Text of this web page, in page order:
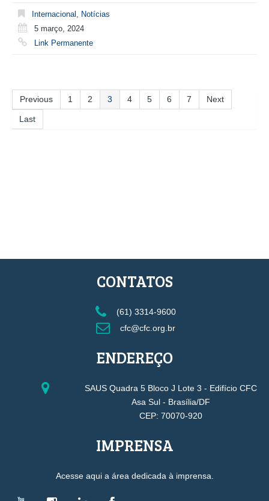
Internacional , Notícias
5 março, 2024
Link Permanente
Previous 1 2 3 4 5 6 7 Next
Last
CONTATOS
(61) 3314-9600
cfc@cfc.org.br
ENDEREÇO
SAUS Quadra 5 Bloco J Lote 3 - Edifício CFC
Asa Sul - Brasília/DF
CEP: 70070-920
IMPRENSA
Acesse aqui a área dedicada à imprensa.